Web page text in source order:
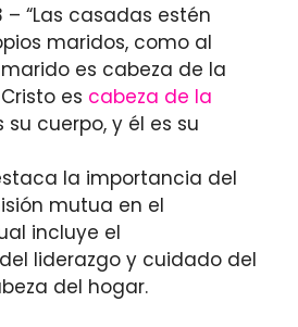
– “Las casadas estén
maridos, como al
es cabeza de la
es cabeza de la
su cuerpo, y él es su
la importancia del
mutua en el
incluye el
liderazgo y cuidado del
del hogar.